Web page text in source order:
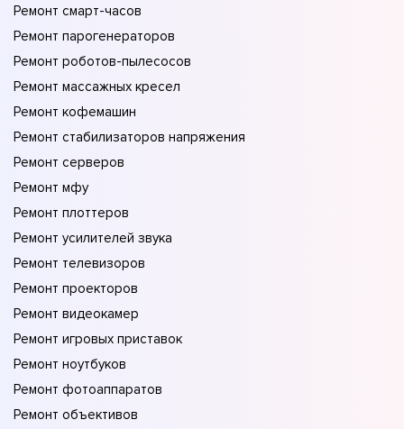
Ремонт смарт-часов
Ремонт парогенераторов
Ремонт роботов-пылесосов
Ремонт массажных кресел
Ремонт кофемашин
Ремонт стабилизаторов напряжения
Ремонт серверов
Ремонт мфу
Ремонт плоттеров
Ремонт усилителей звука
Ремонт телевизоров
Ремонт проекторов
Ремонт видеокамер
Ремонт игровых приставок
Ремонт ноутбуков
Ремонт фотоаппаратов
Ремонт объективов